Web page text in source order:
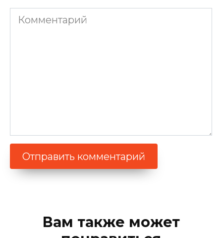
Комментарий
Вам также может